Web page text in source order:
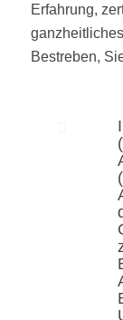
Erfahrung,
Bestreben,